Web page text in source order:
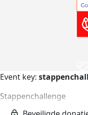
Event key:
Stappenchallenge